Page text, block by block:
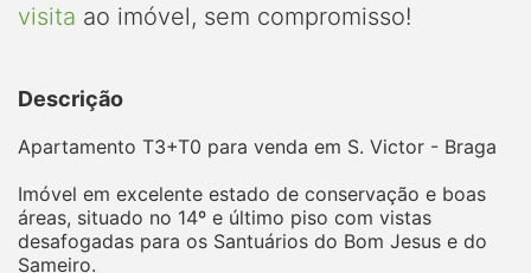
visita ao imóvel, sem compromisso!
Descrição
Apartamento T3+T0 para venda em S. Victor - Braga
Imóvel em excelente estado de conservação e boas
áreas, situado no 14º e último piso com vistas
desafogadas para os Santuários do Bom Jesus e do
Sameiro.